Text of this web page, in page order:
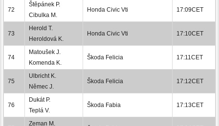
72
Štěpánek P.
Cibulka M.
Honda Civic Vti 17:09CET
73
Herold T.
Heroldová K.
Honda Civic Vti 17:10CET
74
Matoušek J.
Komenda K.
Škoda Felicia 17:11CET
75
Ulbricht K.
Němec J.
Škoda Felicia 17:12CET
76
Dukát P.
Teplá V.
Škoda Fabia 17:13CET
Zeman M.